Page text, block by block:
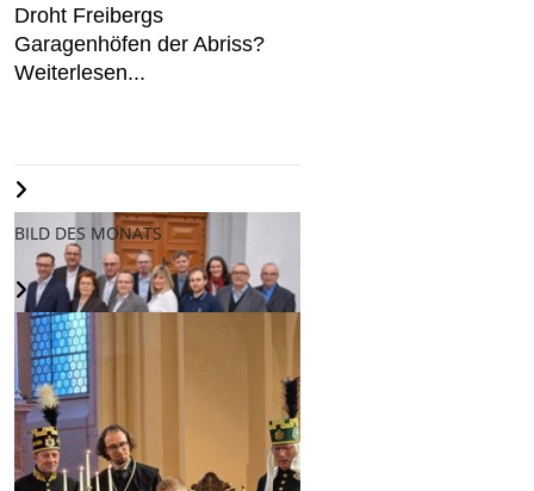
Droht Freibergs
Garagenhöfen der Abriss?
Weiterlesen...
AfD stellt Kandidaten für den
Freiberger Stadtrat auf...
Weiterlesen...
BILD DES MONATS